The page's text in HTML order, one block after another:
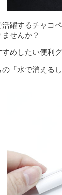
躍するチャコ
せんか？
めしたい便利
「水で消える